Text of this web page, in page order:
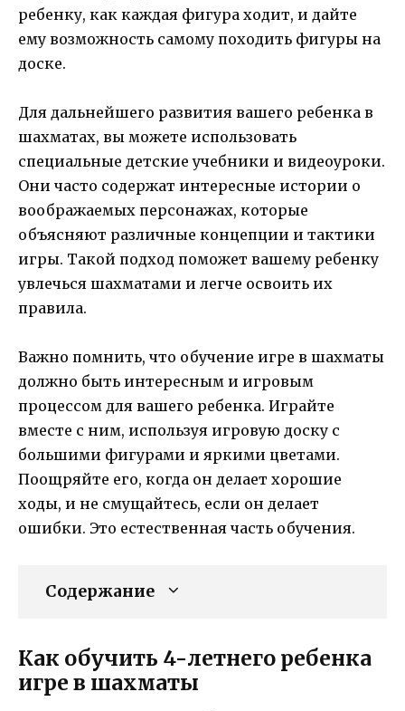
ребенку, как каждая фигура ходит, и дайте
ему возможность самому походить фигуры на
доске.
Для дальнейшего развития вашего ребенка в
шахматах, вы можете использовать
специальные детские учебники и видеоуроки.
Они часто содержат интересные истории о
воображаемых персонажах, которые
объясняют различные концепции и тактики
игры. Такой подход поможет вашему ребенку
увлечься шахматами и легче освоить их
правила.
Важно помнить, что обучение игре в шахматы
должно быть интересным и игровым
процессом для вашего ребенка. Играйте
вместе с ним, используя игровую доску с
большими фигурами и яркими цветами.
Поощряйте его, когда он делает хорошие
ходы, и не смущайтесь, если он делает
ошибки. Это естественная часть обучения.
Содержание
Как обучить 4-летнего ребенка
игре в шахматы